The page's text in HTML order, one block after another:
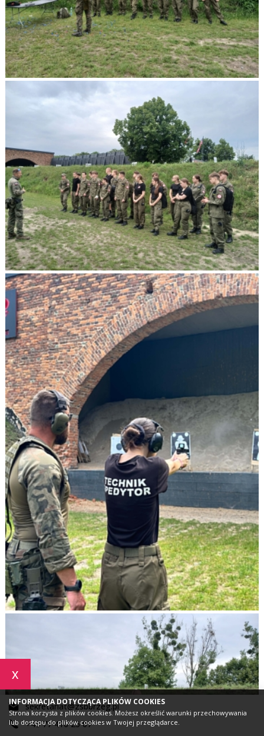
x
INFORMACJA DOTYCZĄCA PLIKÓW COOKIES
Strona korzysta z plików cookies. Możesz określić warunki przechowywania
lub dostępu do plików cookies w Twojej przeglądarce.
sekretariat@zsbbrzeg.pl
+48 77 416 25 07